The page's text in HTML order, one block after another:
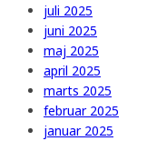
juli 2025
juni 2025
maj 2025
april 2025
marts 2025
februar 2025
januar 2025